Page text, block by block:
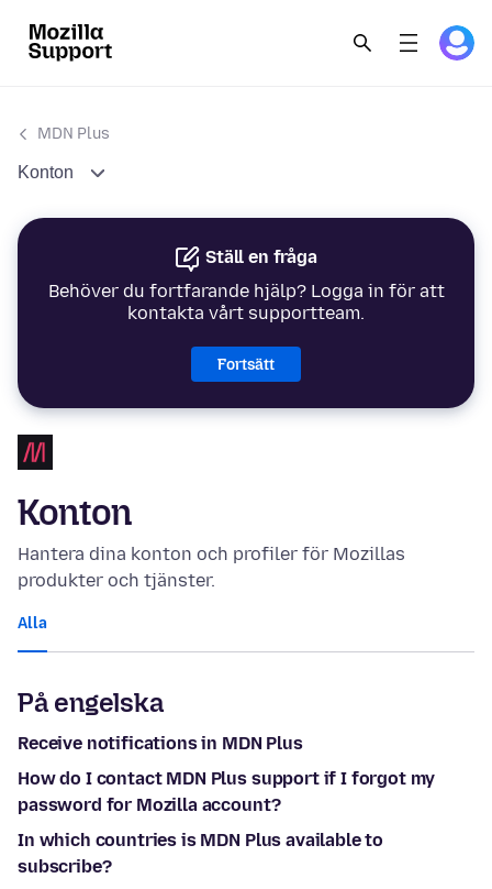
MDN Plus
Konton
Ställ en fråga
Behöver du fortfarande hjälp? Logga in för att
kontakta vårt supportteam.
Fortsätt
Konton
Hantera dina konton och profiler för Mozillas
produkter och tjänster.
Alla
På engelska
Receive notifications in MDN Plus
How do I contact MDN Plus support if I forgot my
password for Mozilla account?
In which countries is MDN Plus available to
subscribe?